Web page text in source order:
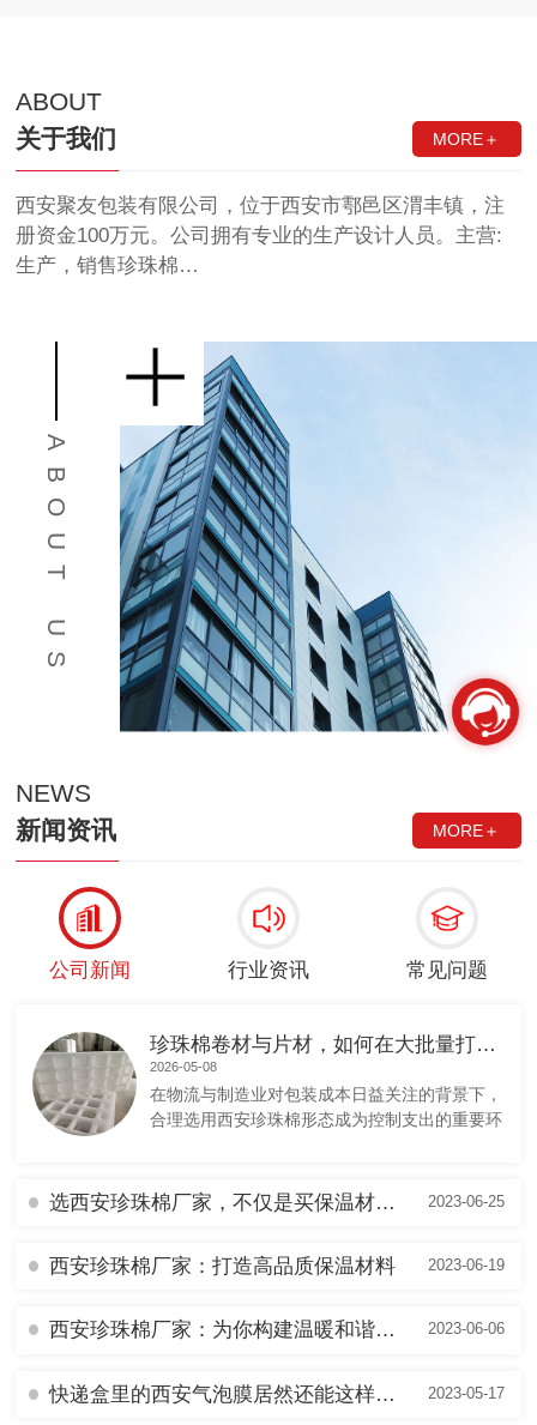
ABOUT
关于我们
MORE＋
西安聚友包装有限公司，位于西安市鄠邑区渭丰镇，注
册资金100万元。公司拥有专业的生产设计人员。主营:
生产，销售珍珠棉…
ABOUT US
NEWS
新闻资讯
MORE＋
公司新闻 行业资讯 常见问题
珍珠棉卷材与片材，如何在大批量打包中实现包材成本的优化？
2026-05-08
在物流与制造业对包装成本日益关注的背景下，
合理选用西安珍珠棉形态成为控制支出的重要环
材之间做出合适选择，直接关系到包材使用的经
化设备进行连续裁切和包裹，...
2023-06-25
选西安珍珠棉厂家，不仅是买保温材料更是选 服务
2023-06-19
西安珍珠棉厂家：打造高品质保温材料
2023-06-06
西安珍珠棉厂家：为你构建温暖和谐的空间
2023-05-17
快递盒里的西安气泡膜居然还能这样用？